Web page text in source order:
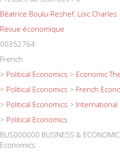
Béatrice Boulu-Reshef, Loïc Charles
Revue économique
00352764
French
> Political Economics > Economic
> Political Economics > French
> Political Economics > International
> Political Economics
BUS000000 BUSINESS &
Economics